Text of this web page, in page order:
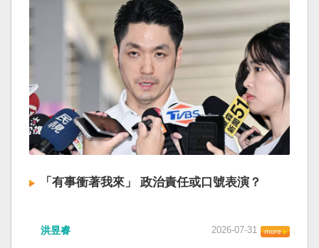
「有事衝著我來」 政治責任或口號表演？
洪昱睿 2026-07-31